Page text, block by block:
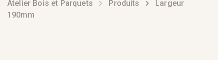
Atelier Bois et Parquets Produits
Largeur
190mm